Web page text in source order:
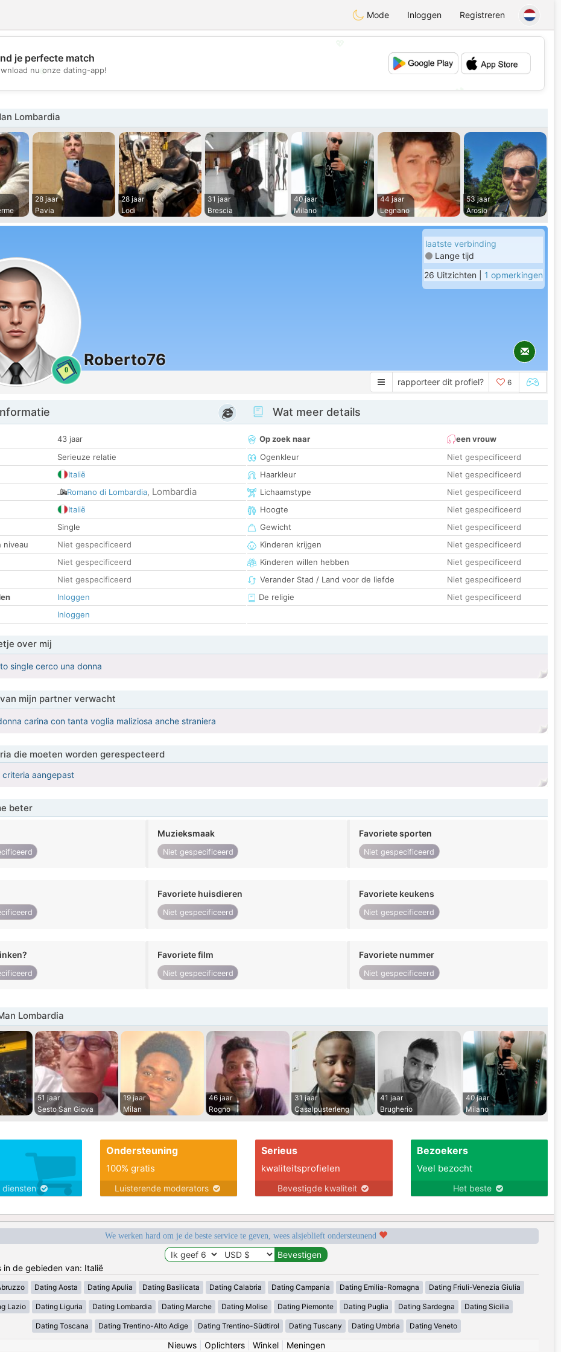
Mode Inloggen Registreren
💕
je perfecte match
nu onze dating-app!
Lombardia
28 jaar
Pavia
28 jaar
Lodi
31 jaar
Brescia
40 jaar
Milano
44 jaar
Legnano
53 jaar
Arosio
0
Roberto76
laatste verbinding
Lange tijd
26 Uitzichten | 1 opmerkingen
rapporteer dit profiel? 6
43 jaar
Serieuze relatie
Italië
Romano di Lombardia, Lombardia
Italië
Single
niveau
Niet gespecificeerd
Niet gespecificeerd
Niet gespecificeerd
Inloggen
Inloggen
Wat meer details
Op zoek naar
een vrouw
Ogenkleur
Niet gespecificeerd
Haarkleur
Niet gespecificeerd
Lichaamstype
Niet gespecificeerd
Hoogte
Niet gespecificeerd
Gewicht
Niet gespecificeerd
Kinderen krijgen
Niet gespecificeerd
Kinderen willen hebben
Niet gespecificeerd
Verander Stad / Land voor de liefde
Niet gespecificeerd
De religie
Niet gespecificeerd
over mij
single cerco una donna
mijn partner verwacht
carina con tanta voglia maliziosa anche straniera
die moeten worden gerespecteerd
criteria aangepast
beter
Muzieksmaak
Niet gespecificeerd
Favoriete sporten
Niet gespecificeerd
Favoriete huisdieren
Niet gespecificeerd
Favoriete keukens
Niet gespecificeerd
Favoriete film
Niet gespecificeerd
Favoriete nummer
Niet gespecificeerd
Lombardia
51 jaar
Sesto San Giova
19 jaar
Milan
46 jaar
Rogno
31 jaar
Casalpusterleng
41 jaar
Brugherio
40 jaar
Milano
diensten
Ondersteuning
100% gratis
Luisterende moderators
Serieus
kwaliteitsprofielen
Bevestigde kwaliteit
Bezoekers
Veel bezocht
Het beste
We werken hard om je de beste service te geven, wees alsjeblieft ondersteunend
in de gebieden van: Italië
Dating Aosta Dating Apulia Dating Basilicata Dating Calabria Dating Campania Dating Emilia-Romagna Dating Friuli-Venezia Giulia
Lazio Dating Liguria Dating Lombardia Dating Marche Dating Molise Dating Piemonte Dating Puglia Dating Sardegna Dating Sicilia
Dating Toscana Dating Trentino-Alto Adige Dating Trentino-Südtirol Dating Tuscany Dating Umbria Dating Veneto
Nieuws| Oplichters| Winkel| Meningen